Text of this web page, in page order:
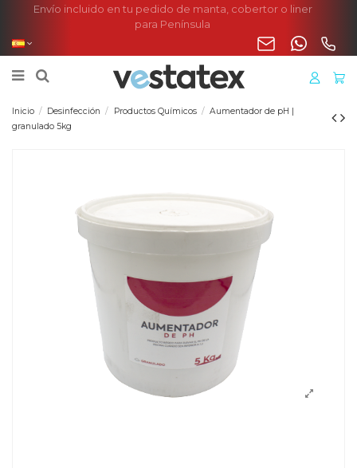
Envío incluido en tu pedido de manta, cobertor o liner
para Península
Inicio Desinfección Productos Químicos
Aumentador de pH |
granulado 5kg